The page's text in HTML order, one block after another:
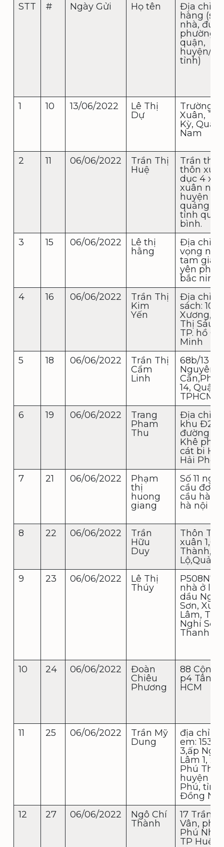
STT # Ngày Gửi Họ tên
Địa chỉ
hàng (số
nhà,
phường,
quận,
huyện/
tỉnh)
1 10 13/06/2022
Lê Thị
Dự
Trường
Xuân,
Kỳ,
Nam
2 11 06/06/2022
Trần Thị
Huệ
Trần thị
thôn
dục 4 xã
xuân
huyện
quảng
tỉnh
bình.
3
15 06/06/2022
Lê thị
hằng
Địa chỉ
vọng
tam
yên
bắc ninh
4
16 06/06/2022
Trần Thị
Kim
Yến
Địa chỉ
sách: 10
Xương, P
Thị Sáu,
TP. hồ
Minh
5
18 06/06/2022
Trần Thị
Cẩm
Linh
68b/13
Nguyên
14, Quận
TPHCM
6
19 06/06/2022
Trang
Pham
Thu
Địa chỉ:
khu Đ2
đường
Khê
cát bi
Hải
7
21 06/06/2022
Phạm
thị
huong
giang
Số 11 ngõ
cầu đơ 4
cầu hà
hà nội
8 22 06/06/2022
Trần
Hữu
Duy
Thôn Tân
xuân
9
23 06/06/2022
Lê Thị
Thúy
P508N7
nhà ở lọc
dầu Nghi
Sơn,
Lâm, Thị
Nghi Sơn,
Thanh
10 24 06/06/2022
Đoàn
Chiêu
Phương
88 Cộng
p4 Tân
HCM
11 25 06/06/2022
Trần Mỹ
Dung
địa chỉ
em: 1534,
3,ấp
Lâm 1, xã
Phú
huyện
Phú, tỉnh
Đồng Nai.
12
27 06/06/2022
Ngô Chí
Thành
17 Trần
Vân,
Phú
TP Huế